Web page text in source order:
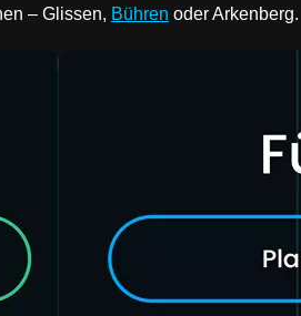
– Glissen, Bühren oder Arkenberg.